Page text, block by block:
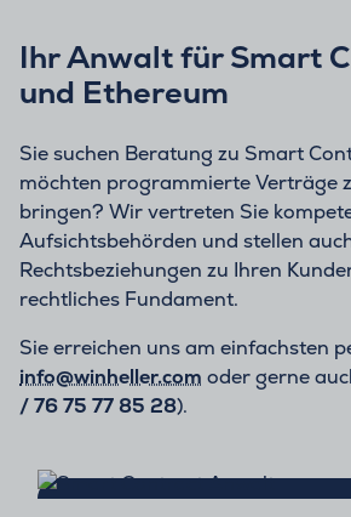
Ihr Anwalt für Smart
und Ethereum
Sie suchen Beratung zu Smart
möchten programmierte Verträge
bringen? Wir vertreten Sie
Aufsichtsbehörden und stellen
Rechtsbeziehungen zu Ihren
rechtliches Fundament.
Sie erreichen uns am einfachsten
info@winheller.com oder gerne
/ 76 75 77 85 28).